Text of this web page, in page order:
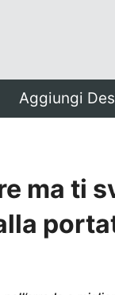
Aggiungi
ma ti